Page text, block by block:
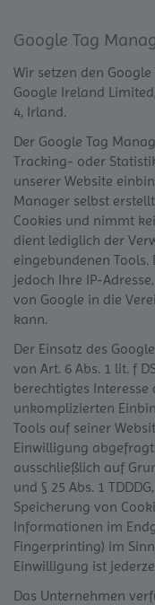
Google Tag
Wir setzen den
Google Ireland
4, Irland.
Der Google Tag
Tracking- oder
unserer Website
Manager selbst
Cookies und nimmt
dient lediglich der
eingebundenen
jedoch Ihre IP-
von Google in die
kann.
Der Einsatz des
von Art. 6 Abs. 1 lit. f
berechtigtes
unkomplizierten
Tools auf seiner
Einwilligung
ausschließlich auf
und § 25 Abs. 1
Speicherung von
Informationen im
Fingerprinting) im
Einwilligung ist
Das Unternehmen